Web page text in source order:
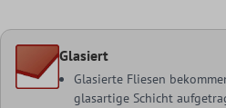
Glasiert
Glasierte Fliesen
glasartige Schicht